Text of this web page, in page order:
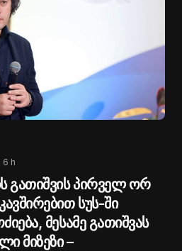
6 h
გათიშვის პირველ ორ
სუს-ში
მესამე გათიშვას
მიზეზი –